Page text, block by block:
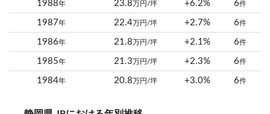
1988年 23.8万円/坪 +6.2% 6件
1987年 22.4万円/坪 +2.7% 6件
1986年 21.8万円/坪 +2.1% 6件
1985年 21.3万円/坪 +2.3% 6件
1984年 20.8万円/坪 +3.0% 6件